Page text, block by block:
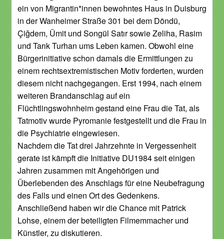
ein von Migrantin*innen bewohntes Haus in Duisburg
in der Wanheimer Straße 301 bei dem Döndü,
Çiğdem, Ümit und Songül Satır sowie Zeliha, Rasim
und Tarık Turhan ums Leben kamen. Obwohl eine
Bürgerinitiative schon damals die Ermittlungen zu
einem rechtsextremistischen Motiv forderten, wurden
diesem nicht nachgegangen. Erst 1994, nach einem
weiteren Brandanschlag auf ein
Flüchtlingswohnheim gestand eine Frau die Tat, als
Tatmotiv wurde Pyromanie festgestellt und die Frau in
die Psychiatrie eingewiesen.
Nachdem die Tat drei Jahrzehnte in Vergessenheit
gerate ist kämpft die Initiative DU1984 seit einigen
Jahren zusammen mit Angehörigen und
Überlebenden des Anschlags für eine Neubefragung
des Falls und einen Ort des Gedenkens.
Anschließend haben wir die Chance mit Patrick
Lohse, einem der beteiligten Filmemmacher und
Künstler, zu diskutieren.